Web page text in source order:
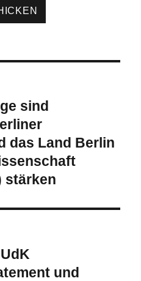
sind
das Land Berlin
stärken
und